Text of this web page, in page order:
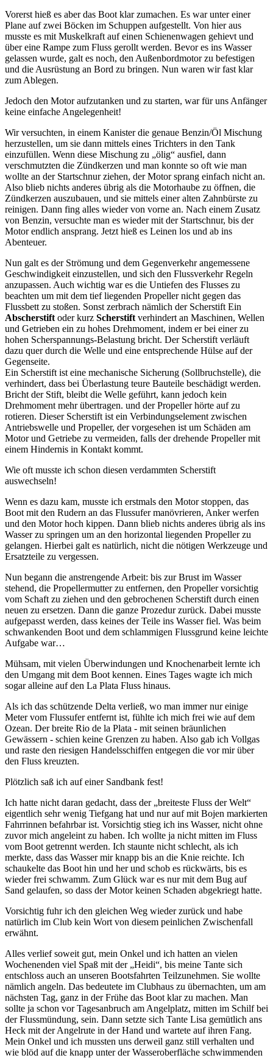
Vorerst hieß es aber das Boot klar zumachen. Es war unter einer
Plane auf zwei Böcken im Schuppen aufgestellt. Von hier aus
musste es mit Muskelkraft auf einen Schienenwagen gehievt und
über eine Rampe zum Fluss gerollt werden. Bevor es ins Wasser
gelassen wurde, galt es noch, den Außenbordmotor zu befestigen
und die Ausrüstung an Bord zu bringen. Nun waren wir fast klar
zum Ablegen.
Jedoch den Motor aufzutanken und zu starten, war für uns Anfänger
keine einfache Angelegenheit!
Wir versuchten, in einem Kanister die genaue Benzin/Öl Mischung
herzustellen, um sie dann mittels eines Trichters in den Tank
einzufüllen. Wenn diese Mischung zu
ölig
ausfiel, dann
verschmutzten die Zündkerzen und man konnte so oft wie man
wollte an der Startschnur ziehen, der Motor sprang einfach nicht an.
Also blieb nichts anderes übrig als die Motorhaube zu öffnen, die
Zündkerzen auszubauen, und sie mittels einer alten Zahnbürste zu
reinigen. Dann fing alles wieder von vorne an. Nach einem Zusatz
von Benzin, versuchte man es wieder mit der Startschnur, bis der
Motor endlich ansprang. Jetzt hieß es Leinen los und ab ins
Abenteuer.
Nun galt es der Strömung und dem Gegenverkehr angemessene
Geschwindigkeit einzustellen, und sich den Flussverkehr Regeln
anzupassen. Auch wichtig war es die Untiefen des Flusses zu
beachten um mit dem tief liegenden Propeller nicht gegen das
Flussbett zu stoßen. Sonst zerbrach nämlich der Scherstift Ein
Abscherstift oder kurz Scherstift verhindert an Maschinen, Wellen
und Getrieben ein zu hohes Drehmoment, indem er bei einer zu
hohen Scherspannungs-Belastung bricht. Der Scherstift verläuft
dazu quer durch die Welle und eine entsprechende Hülse auf der
Gegenseite.
Ein Scherstift ist eine mechanische Sicherung (Sollbruchstelle), die
verhindert, dass bei Überlastung teure Bauteile beschädigt werden.
Bricht der Stift, bleibt die Welle geführt, kann jedoch kein
Drehmoment mehr übertragen. und der Propeller hörte auf zu
rotieren. Dieser Scherstift ist ein Verbindungselement zwischen
Antriebswelle und Propeller, der vorgesehen ist um Schäden am
Motor und Getriebe zu vermeiden, falls der drehende Propeller mit
einem Hindernis in Kontakt kommt.
Wie oft musste ich schon diesen verdammten Scherstift
auswechseln!
Wenn es dazu kam, musste ich erstmals den Motor stoppen, das
Boot mit den Rudern an das Flussufer manövrieren, Anker werfen
und den Motor hoch kippen. Dann blieb nichts anderes übrig als ins
Wasser zu springen um an den horizontal liegenden Propeller zu
gelangen. Hierbei galt es natürlich, nicht die nötigen Werkzeuge und
Ersatzteile zu vergessen.
Nun begann die anstrengende Arbeit: bis zur Brust im Wasser
stehend, die Propellermutter zu entfernen, den Propeller vorsichtig
vom Schaft zu ziehen und den gebrochenen Scherstift durch einen
neuen zu ersetzen. Dann die ganze Prozedur zurück. Dabei musste
aufgepasst werden, dass keines der Teile ins Wasser fiel. Was beim
schwankenden Boot und dem schlammigen Flussgrund keine leichte
Aufgabe war…
Mühsam, mit vielen Überwindungen und Knochenarbeit lernte ich
den Umgang mit dem Boot kennen. Eines Tages wagte ich mich
sogar alleine auf den La Plata Fluss hinaus.
Als ich das schützende Delta verließ, wo man immer nur einige
Meter vom Flussufer entfernt ist, fühlte ich mich frei wie auf dem
Ozean. Der breite Rio de la Plata - mit seinen bräunlichen
Gewässern - schien keine Grenzen zu haben. Also gab ich Vollgas
und raste den riesigen Handelsschiffen entgegen die vor mir über
den Fluss kreuzten.
Plötzlich saß ich auf einer Sandbank fest!
Ich hatte nicht daran gedacht, dass der breiteste Fluss der Welt
eigentlich sehr wenig Tiefgang hat und nur auf mit Bojen markierten
Fahrrinnen befahrbar ist. Vorsichtig stieg ich ins Wasser, nicht ohne
zuvor mich angeleint zu haben. Ich wollte ja nicht mitten im Fluss
vom Boot getrennt werden. Ich staunte nicht schlecht, als ich
merkte, dass das Wasser mir knapp bis an die Knie reichte. Ich
schaukelte das Boot hin und her und schob es rückwärts, bis es
wieder frei schwamm. Zum Glück war es nur mit dem Bug auf
Sand gelaufen, so dass der Motor keinen Schaden abgekriegt hatte.
Vorsichtig fuhr ich den gleichen Weg wieder zurück und habe
natürlich im Club kein Wort von diesem peinlichen Zwischenfall
erwähnt.
Alles verlief soweit gut, mein Onkel und ich hatten an vielen
Wochenenden viel Spaß mit der Heidi , bis meine Tante sich
entschloss auch an unseren Bootsfahrten Teilzunehmen. Sie wollte
nämlich angeln. Das bedeutete im Clubhaus zu übernachten, um am
nächsten Tag, ganz in der Frühe das Boot klar zu machen. Man
sollte ja schon vor Tagesanbruch am Angelplatz, mitten im Schilf bei
der Flussmündung, sein. Dann setzte sich Tante Lisa gemütlich ans
Heck mit der Angelrute in der Hand und wartete auf ihren Fang.
Mein Onkel und ich mussten uns derweil ganz still verhalten und
wie blöd auf die knapp unter der Wasseroberfläche schwimmenden